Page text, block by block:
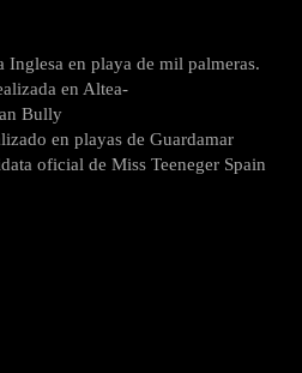
en playa de mil palmeras.
en Altea-
Bully
en playas de Guardamar
oficial de Miss Teeneger Spain